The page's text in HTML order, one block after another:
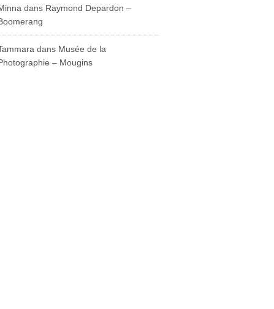
dans Raymond Depardon –
dans Musée de la
– Mougins